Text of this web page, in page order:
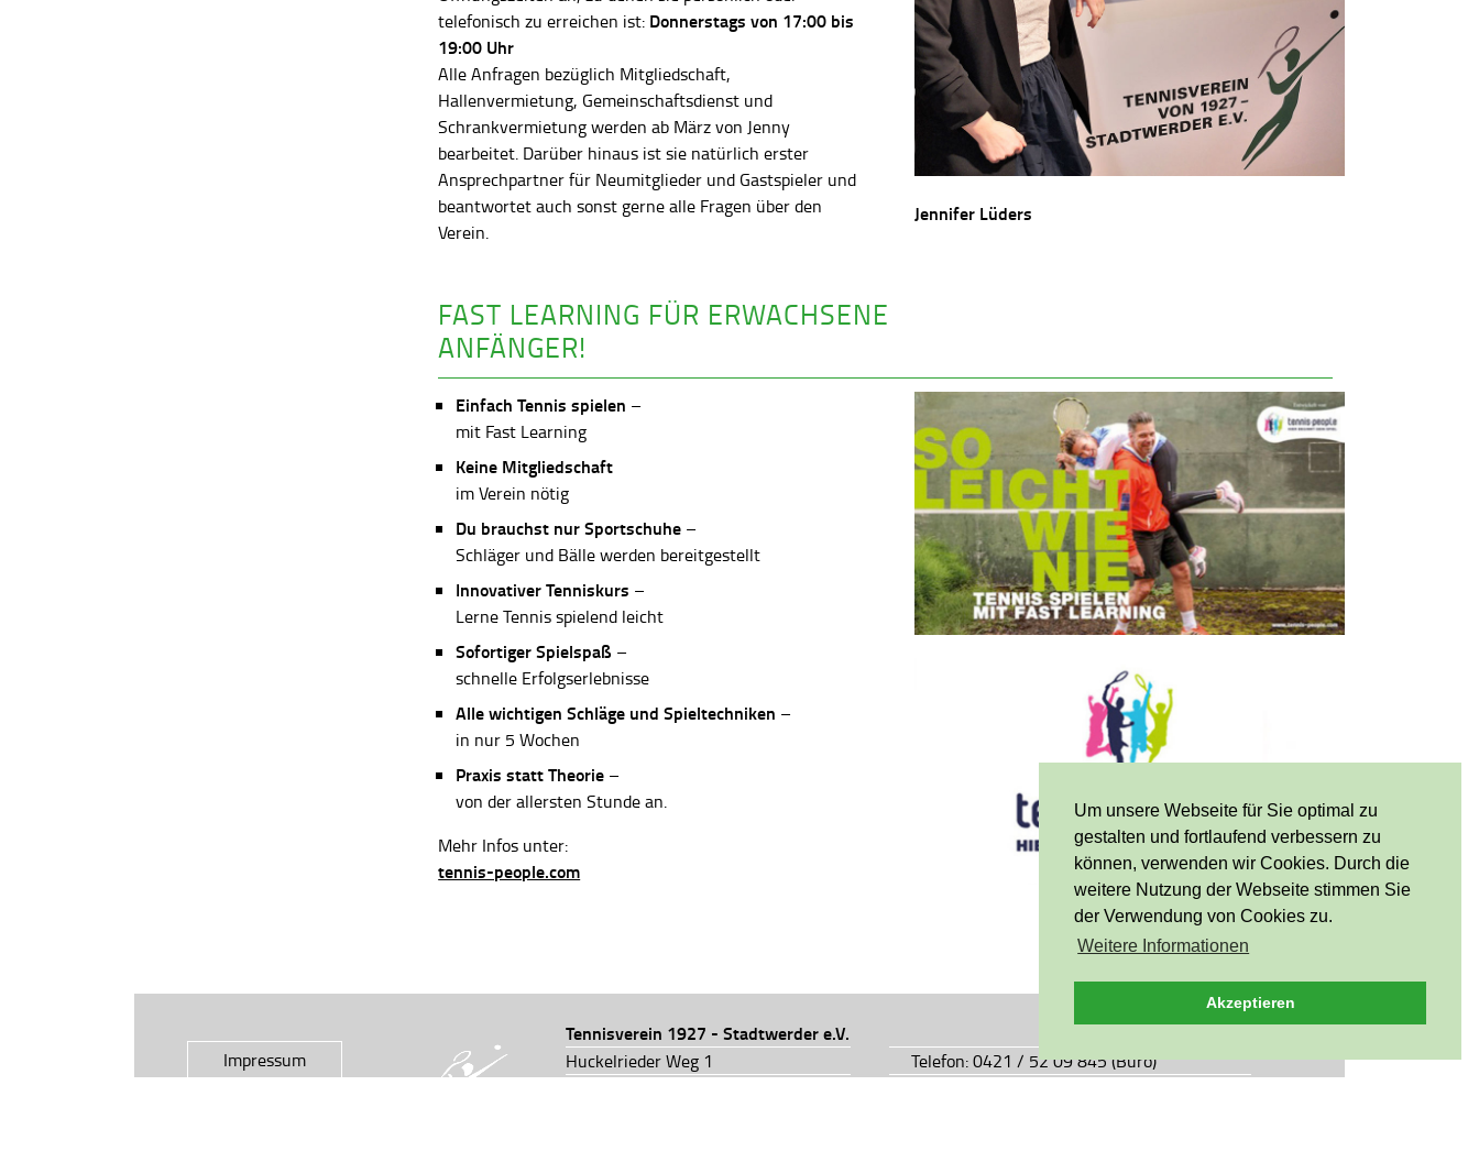
Um unsere Webseite für Sie optimal zu
gestalten und fortlaufend verbessern zu
können, verwenden wir Cookies. Durch die
weitere Nutzung der Webseite stimmen Sie
der Verwendung von Cookies zu.
Weitere Informationen
Akzeptieren
telefonisch zu erreichen ist: Donnerstags von 17:00 bis
19:00 Uhr
Alle Anfragen bezüglich Mitgliedschaft,
Hallenvermietung, Gemeinschaftsdienst und
Schrankvermietung werden ab März von Jenny
bearbeitet. Darüber hinaus ist sie natürlich erster
Ansprechpartner für Neumitglieder und Gastspieler und
beantwortet auch sonst gerne alle Fragen über den
Verein.
Jennifer Lüders
FAST LEARNING FÜR ERWACHSENE
ANFÄNGER!
Einfach Tennis spielen –
mit Fast Learning
Keine Mitgliedschaft
im Verein nötig
Du brauchst nur Sportschuhe –
Schläger und Bälle werden bereitgestellt
Innovativer Tenniskurs –
Lerne Tennis spielend leicht
Sofortiger Spielspaß –
schnelle Erfolgserlebnisse
Alle wichtigen Schläge und Spieltechniken –
in nur 5 Wochen
Praxis statt Theorie –
von der allersten Stunde an.
Mehr Infos unter:
tennis-people.com
Impressum
Tennisverein 1927 - Stadtwerder e.V.
Huckelrieder Weg 1
Telefon: 0421 / 52 09 845 (Büro)